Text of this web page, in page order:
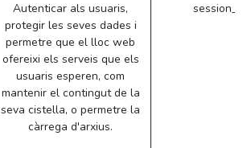
Autenticar als usuaris,
protegir les seves dades i
permetre que el lloc web
ofereixi els serveis que els
usuaris esperen, com
mantenir el contingut de la
seva cistella, o permetre la
càrrega d'arxius.